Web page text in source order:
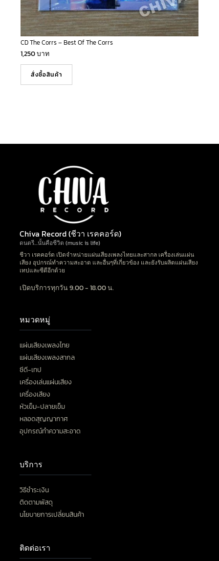
CD The Corrs – Best Of The Corrs
1,250บาท
สั่งซื้อสินค้า
Chiva Record (ชีวา เรคคอร์ด)
ดนตรี…นั้นคือชีวิต (music is life)
ชีวา เรคคอร์ด เปิดจำหน่ายแผ่นเสียงเพลงไทยและสากล เครื่องเล่นแผ่น
เสียง อุปกรณ์ทำความสะอาด และอื่นๆที่เกี่ยวข้อง และยังรับผลิตแผ่นเสียง
เทปและซีดีอีกด้วย
เปิดบริการทุกวัน 9.00 - 18.00 น.
หมวดหมู่
แผ่นเสียงเพลงไทย
แผ่นเสียงเพลงสากล
ซีดี-เทป
เครื่องเล่นแผ่นเสียง
เครื่องเสียง
หัวเข็ม-ปลายเข็ม
หลอดสุญญากาศ
อุปกรณ์ทำความสะอาด
บริการ
วิธีชำระเงิน
ติดตามพัสดุ
นโยบายการเปลี่ยนสินค้า
ติดต่อเรา